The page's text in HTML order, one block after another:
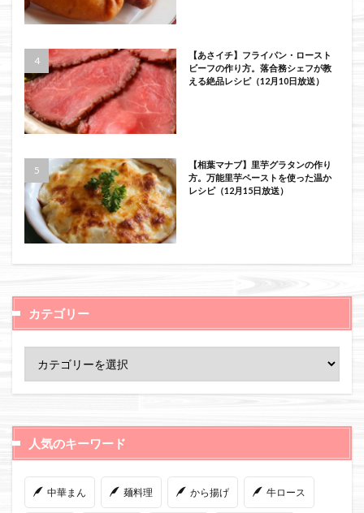
【あさイチ】フライパン・ロースト
ビーフの作り方。落合務シェフが教
える絶品レシピ（12月10日放送）
【相葉マナブ】里芋グラタンの作り
方。万能里芋ペーストを使った温か
レシピ（12月15日放送）
カテゴリー
人気のキーワード
中華まん 麺料理 から揚げ 牛ロース